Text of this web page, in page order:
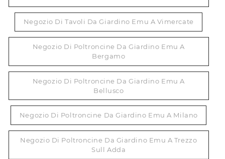
Negozio Di Tavoli Da Giardino Emu A Vimercate
Negozio Di Poltroncine Da Giardino Emu A
Bergamo
Negozio Di Poltroncine Da Giardino Emu A
Bellusco
Negozio Di Poltroncine Da Giardino Emu A Milano
Negozio Di Poltroncine Da Giardino Emu A Trezzo
Sull Adda